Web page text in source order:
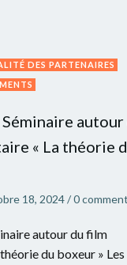
DES PARTENAIRES
autour
« La théorie
18, 2024/0
autour du film
du boxeur » Les